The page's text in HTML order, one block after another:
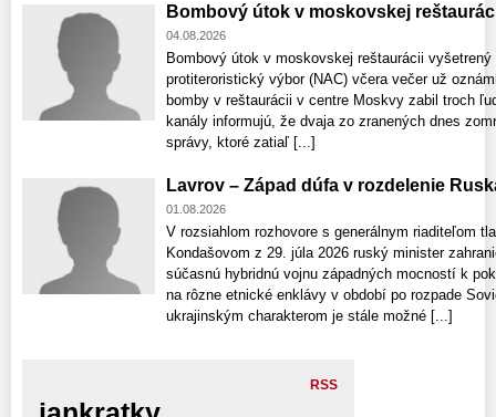
Bombový útok v moskovskej
04.08.2026
Bombový útok v moskovskej reštaurácii
protiteroristický výbor (NAC) včera večer už
bomby v reštaurácii v centre Moskvy zabil troch
kanály informujú, že dvaja zo zranených dnes
správy, ktoré zatiaľ [...]
Lavrov – Západ dúfa v rozdelenie
01.08.2026
V rozsiahlom rozhovore s generálnym riaditeľom
Kondašovom z 29. júla 2026 ruský minister
súčasnú hybridnú vojnu západných mocností k
na rôzne etnické enklávy v období po rozpade
ukrajinským charakterom je stále možné [...]
RSS